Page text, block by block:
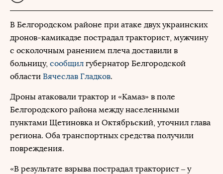
В Белгородском районе при атаке двух украинских
дронов-камикадзе пострадал тракторист, мужчину
с осколочным ранением плеча доставили в
больницу, сообщил губернатор Белгородской
области Вячеслав Гладков.
Дроны атаковали трактор и «Камаз» в поле
Белгородского района между населенными
пунктами Щетиновка и Октябрьский, уточнил глава
региона. Оба транспортных средства получили
повреждения.
«В результате взрыва пострадал тракторист – у